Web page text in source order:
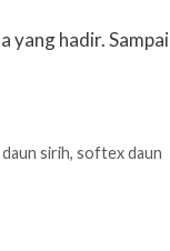
yang hadir. Sampai
sirih, softex daun